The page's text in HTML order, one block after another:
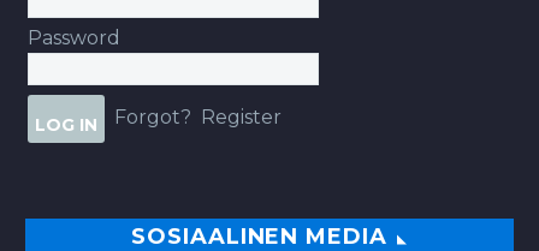
Password
Forgot? Register
SOSIAALINEN MEDIA